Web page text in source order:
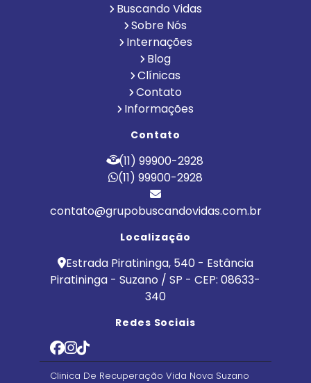
Buscando Vidas
Sobre Nós
Internações
Blog
Clínicas
Contato
Informações
Contato
(11) 99900-2928
(11) 99900-2928
contato@grupobuscandovidas.com.br
Localização
Estrada Piratininga, 540 - Estância
Piratininga - Suzano / SP - CEP: 08633-
340
Redes Sociais
Clinica De Recuperação Vida Nova Suzano